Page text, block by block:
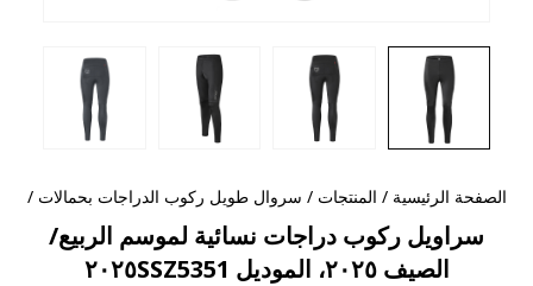
الصفحة الرئيسية / المنتجات / سروال طويل ركوب الدراجات بحمالات /
سراويل ركوب دراجات نسائية لموسم الربيع/
الصيف ٢٠٢٥، الموديل ٢٠٢٥SSZ5351